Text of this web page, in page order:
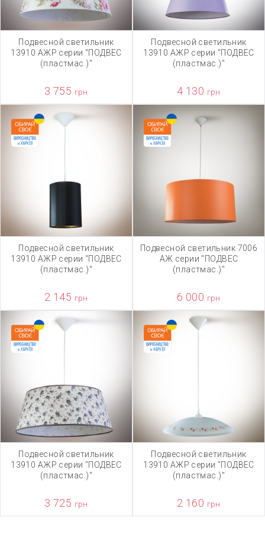
Подвесной светильник
13910 АЖР серии "ПОДВЕС
(пластмас.)"
3 755 грн
Подвесной светильник
13910 АЖР серии "ПОДВЕС
(пластмас.)"
4 130 грн
Подвесной светильник
13910 АЖР серии "ПОДВЕС
(пластмас.)"
2 145 грн
Подвесной светильник 7006
АЖ серии "ПОДВЕС
(пластмас.)"
6 000 грн
Подвесной светильник
13910 АЖР серии "ПОДВЕС
(пластмас.)"
3 725 грн
Подвесной светильник
13910 АЖР серии "ПОДВЕС
(пластмас.)"
2 160 грн